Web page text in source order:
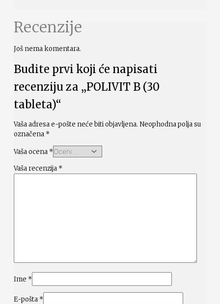
Recenzije
Još nema komentara.
Budite prvi koji će napisati
recenziju za „POLIVIT B (30
tableta)“
Vaša adresa e-pošte neće biti objavljena. Neophodna polja su
označena *
Vaša ocena *
Vaša recenzija *
Ime *
E-pošta *